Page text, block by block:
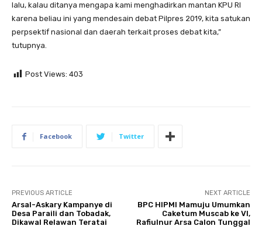
lalu, kalau ditanya mengapa kami menghadirkan mantan KPU RI
karena beliau ini yang mendesain debat Pilpres 2019, kita satukan
perpsektif nasional dan daerah terkait proses debat kita,”
tutupnya.
Post Views: 403
Facebook Twitter
PREVIOUS ARTICLE
Arsal-Askary Kampanye di
Desa Paraili dan Tobadak,
Dikawal Relawan Teratai
NEXT ARTICLE
BPC HIPMI Mamuju Umumkan
Caketum Muscab ke VI,
Rafiulnur Arsa Calon Tunggal